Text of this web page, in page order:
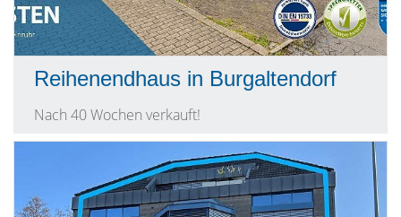
Reihenendhaus in Burgaltendorf
Nach 40 Wochen verkauft!